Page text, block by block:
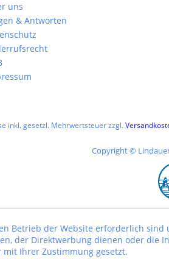
uns
& Antworten
inkl. gesetzl. Mehrwertsteuer zzgl.
Copyright ©
Betrieb der Website erforderlich sind
der Direktwerbung dienen oder die
Ihrer Zustimmung gesetzt.